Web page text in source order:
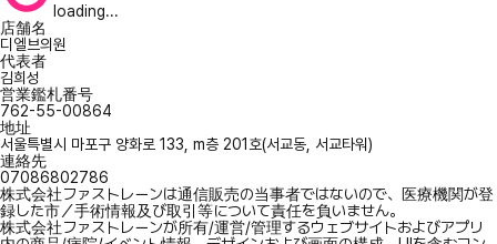
loading...
店舗名
디엘브의원
代表者
김희성
営業鑑札番号
762-55-00864
地址
서울특별시 마포구 양화로 133, m층 201호(서교동, 서교타워)
連絡先
07086802786
株式会社ファストレーンは通信販売の当事者ではないので、医療機関が登
録した市／手術情報及び取引等について責任を負いません。
株式会社ファストレーンが所有/運営/管理するウェブサイトおよびアプリ